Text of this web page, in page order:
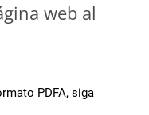
web al
PDFA, siga